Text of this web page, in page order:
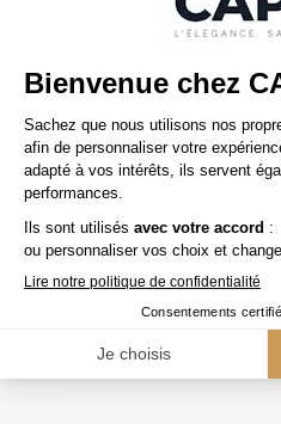
Marques & Style :
Capelstore collabore avec
élégants, du style classique
fermeture zippée ou bouton-
chambre est pensée pour
Disponibilité :
Disponible entaille 3XL,
celles et ceux qui
confortable et valorisante.